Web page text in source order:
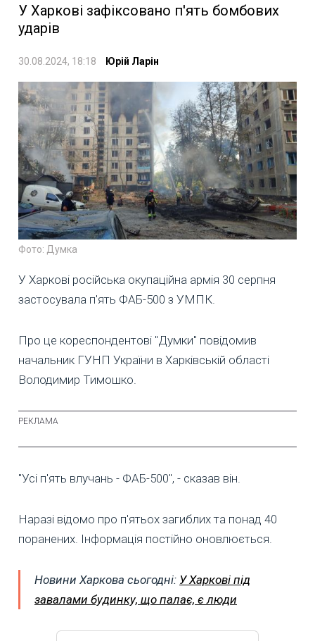
У Харкові зафіксовано п'ять бомбових
ударів
30.08.2024, 18:18 Юрій Ларін
Фото: Думка
У Харкові російська окупаційна армія 30 серпня
застосувала п'ять ФАБ-500 з УМПК.
Про це кореспондентові "Думки" повідомив
начальник ГУНП України в Харківській області
Володимир Тимошко.
"Усі п'ять влучань - ФАБ-500", - сказав він.
Наразі відомо про п'ятьох загиблих та понад 40
поранених. Інформація постійно оновлюється.
Новини Харкова сьогодні: У Харкові під
завалами будинку, що палає, є люди